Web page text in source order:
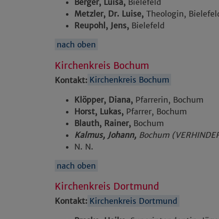
Metzler, Dr. Luise, Theologin,
Reupohl, Jens, Bielefeld
nach oben
Kirchenkreis Bochum
Kontakt: Kirchenkreis Bochum
Klöpper, Diana, Pfarrerin, Bochum
Horst, Lukas, Pfarrer, Bochum
Blauth, Rainer, Bochum
Kalmus, Johann, Bochum
N. N.
nach oben
Kirchenkreis Dortmund
Kontakt: Kirchenkreis Dortmund